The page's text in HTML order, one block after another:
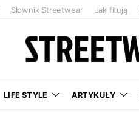
Słownik Streetwear Jak fitują
LIFE STYLE ARTYKUŁY